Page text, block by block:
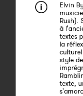
Elvin
Rush).
à
textes
la
style
texte,